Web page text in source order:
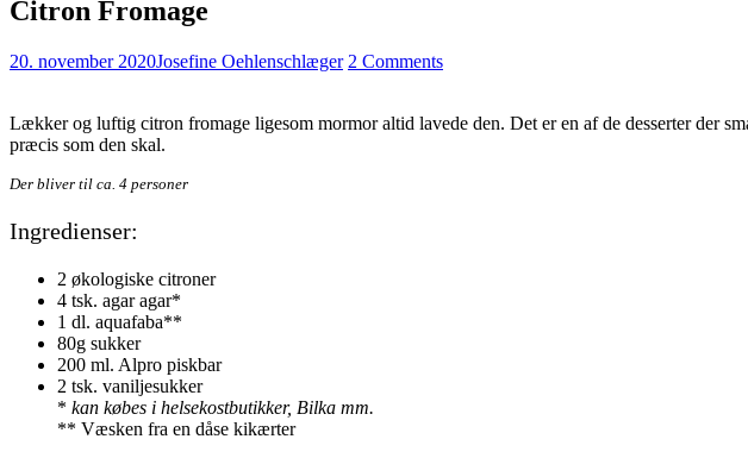
Citron Fromage
20. november 2020Josefine Oehlenschlæger 2 Comments
Lækker og luftig citron fromage ligesom mormor altid lavede den. Det er en af de desserter der
præcis som den skal.
Der bliver til ca. 4 personer
Ingredienser:
2 økologiske citroner
4 tsk. agar agar*
1 dl. aquafaba**
80g sukker
200 ml. Alpro piskbar
2 tsk. vaniljesukker
* kan købes i helsekostbutikker, Bilka mm.
** Væsken fra en dåse kikærter